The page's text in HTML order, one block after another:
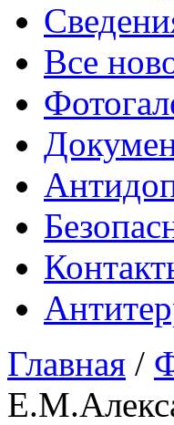
Все
Главная /